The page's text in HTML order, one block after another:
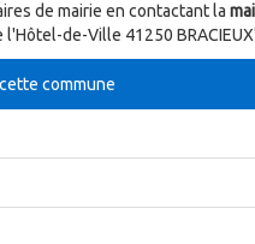
de mairie en contactant la
de-Ville 41250
commune